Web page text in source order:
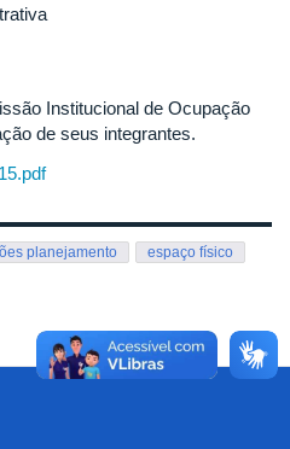
Institucional de Ocupação
de seus integrantes.
planejamento espaço físico